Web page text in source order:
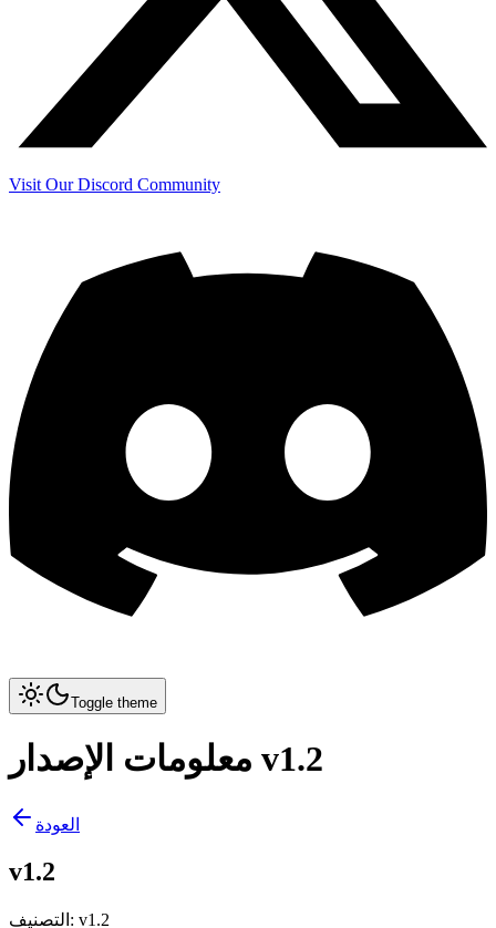
Visit Our Discord Community
Toggle theme
معلومات الإصدار v1.2
العودة
v1.2
التصنيف : v1.2